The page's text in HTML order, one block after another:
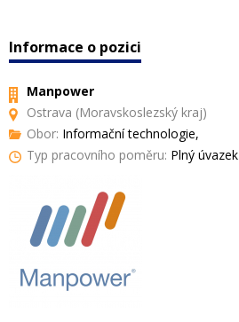
Informace o pozici
Manpower
Ostrava (Moravskoslezský kraj)
Obor: Informační technologie,
Typ pracovního poměru: Plný úvazek